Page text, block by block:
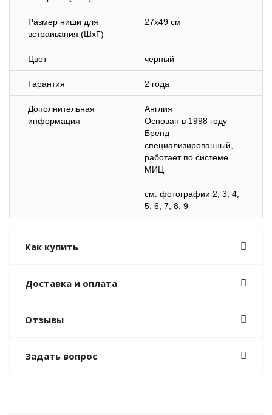
Размер ниши для
встраивания (ШхГ)
27х49 см
Цвет черный
Гарантия 2 года
Дополнительная
информация
Англия
Основан в 1998 году
Бренд
специализированный,
работает по системе
МИЦ
cм. фотографии 2, 3, 4,
5, 6, 7, 8, 9
Как купить
Доставка и оплата
Отзывы
Задать вопрос